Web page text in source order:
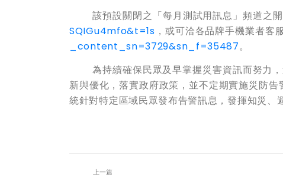
該預設關閉之「每月測試用訊息」頻道之開
SQIGu4mfo&t=1s ，或可洽各品牌手機業者客
_content_sn=3729&sn_f=35487。
為持續確保民眾及早掌握災害資訊而努力，
新與優化，落實政府政策，並不定期實施災防
統針對特定區域民眾發布告警訊息，發揮知災、
上一篇